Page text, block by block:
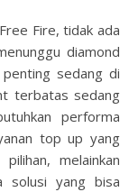
diamond
sedang di
terbatas sedang
performa
top up yang
melainkan
solusi yang bisa